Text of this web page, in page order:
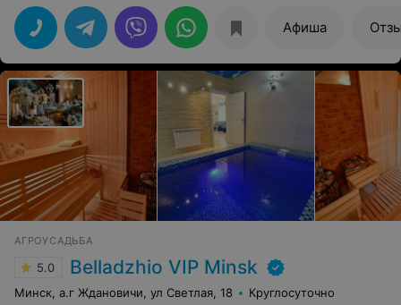
периметру бассейна чтобы можно было отдохнуть во
время плавания и для страховки,если один человек
включилподводный массаж,то проплывающего рядом
человека подводное течение заносит в водоворот под
воду и даже можно утонуть,а взяться не за
что.Большая недоработка при строительстве
бассейна,но ее можно легко исправить.БЛАГОДАРЮ
ЗАРАНЕЕ.
Афиша
АГРОУСАДЬБА
5.0 Belladzhio VIP Minsk
Минск, а.г Ждановичи, ул Светлая, 18 Круглосуточно